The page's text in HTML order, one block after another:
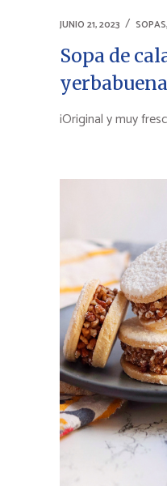
JUNIO 21, 2023 SOPAS,
Sopa de
yerbabuena
¡Original y muy